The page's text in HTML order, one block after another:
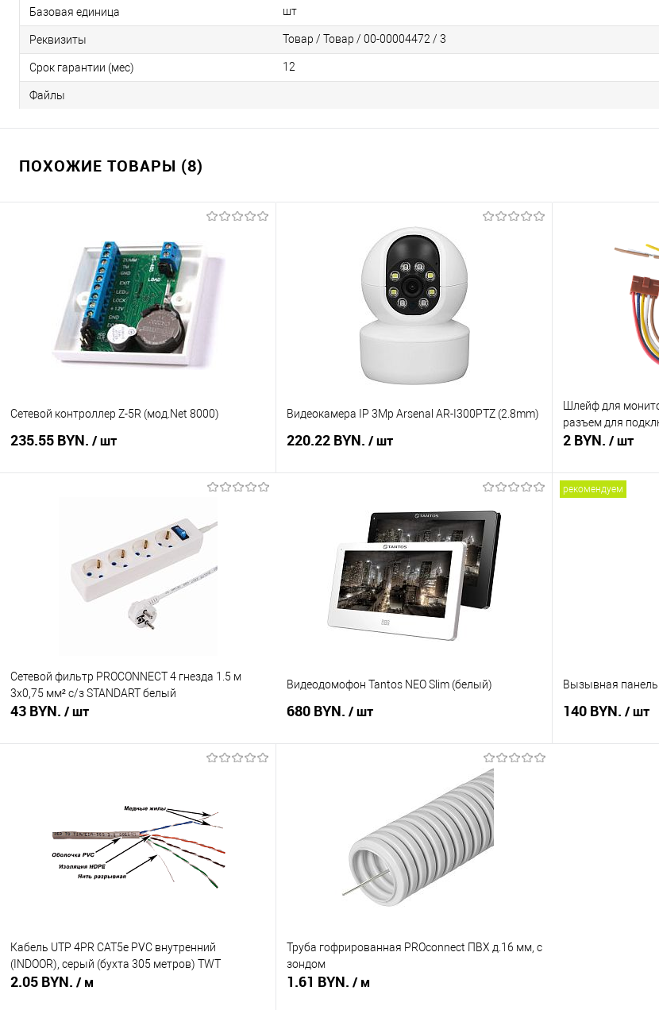
Базовая единица шт
Реквизиты Товар / Товар / 00-00004472 / 3
Срок гарантии (мес) 12
Файлы
ПОХОЖИЕ ТОВАРЫ (8)
Сетевой контроллер Z-5R (мод.Net 8000)
235.55 BYN. / шт
Сравнение
В наличии
Видеокамера IP 3Mp Arsenal AR-I300PTZ (2.8mm)
220.22 BYN. / шт
Купить в 1 клик
Сравнение
В избранное
В наличии
Шлейф для
разъем для
2 BYN. / шт
Сетевой фильтр PROCONNECT 4 гнезда 1.5 м
3х0,75 мм² с/з STANDART белый
43 BYN. / шт
Сравнение
В избранное
В наличии
Видеодомофон Tantos NEO Slim (белый)
680 BYN. / шт
Сравнение
В наличии
рекомендуем
Вызывная панель
140 BYN. / шт
Кабель UTP 4PR CAT5е PVC внутренний
(INDOOR), серый (бухта 305 метров) TWT
2.05 BYN. / м
Труба гофрированная PROconnect ПВХ д.16 мм, с
зондом
1.61 BYN. / м